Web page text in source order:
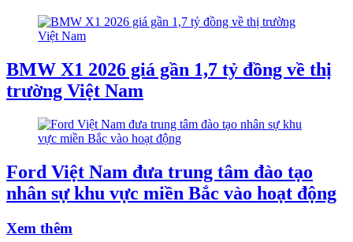
BMW X1 2026 giá gần 1,7 tỷ đồng về thị
trường Việt Nam
Ford Việt Nam đưa trung tâm đào tạo
nhân sự khu vực miền Bắc vào hoạt động
Xem thêm